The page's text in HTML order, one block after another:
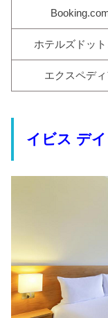
ホテルズドット
エクスペディ
イビス デ